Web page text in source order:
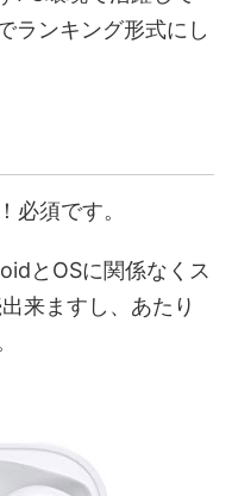
ランキング形式にし
必須です。
とOSに関係なくス
来ますし、あたり